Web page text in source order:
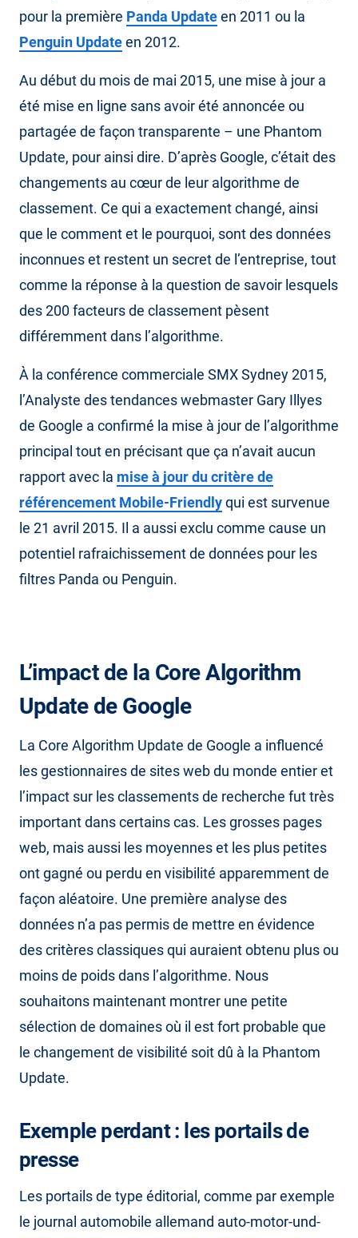
pour la première Panda Updateen 2011 ou la
Penguin Updateen 2012.
Au début du mois de mai 2015, une mise à jour a
été mise en ligne sans avoir été annoncée ou
partagée de façon transparente – une Phantom
Update, pour ainsi dire. D’après Google, c’était des
changements au cœur de leur algorithme de
classement. Ce qui a exactement changé, ainsi
que le comment et le pourquoi, sont des données
inconnues et restent un secret de l’entreprise, tout
comme la réponse à la question de savoir lesquels
des 200 facteurs de classement pèsent
différemment dans l’algorithme.
À la conférence commerciale SMX Sydney 2015,
l’Analyste des tendances webmaster Gary Illyes
de Google a confirmé la mise à jour de l’algorithme
principal tout en précisant que ça n’avait aucun
rapport avec la mise à jour du critère de
référencement Mobile-Friendlyqui est survenue
le 21 avril 2015. Il a aussi exclu comme cause un
potentiel rafraichissement de données pour les
filtres Panda ou Penguin.
L’impact de la Core Algorithm
Update de Google
La Core Algorithm Update de Google a influencé
les gestionnaires de sites web du monde entier et
l’impact sur les classements de recherche fut très
important dans certains cas. Les grosses pages
web, mais aussi les moyennes et les plus petites
ont gagné ou perdu en visibilité apparemment de
façon aléatoire. Une première analyse des
données n’a pas permis de mettre en évidence
des critères classiques qui auraient obtenu plus ou
moins de poids dans l’algorithme. Nous
souhaitons maintenant montrer une petite
sélection de domaines où il est fort probable que
le changement de visibilité soit dû à la Phantom
Update.
Exemple perdant : les portails de
presse
Les portails de type éditorial, comme par exemple
le journal automobile allemand auto-motor-und-